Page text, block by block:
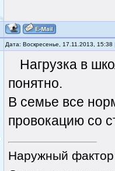
Дата: Воскресенье, 17.11.2013,
Нагрузка в
понятно.
В семье все
провокацию со
Наружный фактор